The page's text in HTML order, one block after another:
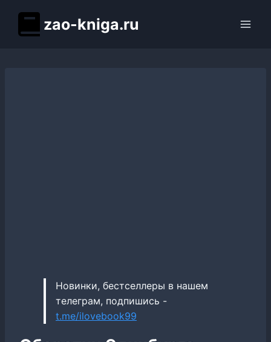
содержимому
zao-kniga.ru
Новинки, бестселлеры в нашем
телеграм, подпишись -
t.me/ilovebook99